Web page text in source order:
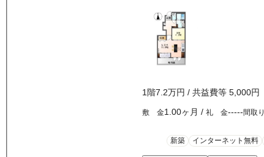
1階7.2万円 / 共益費等 5,000円
敷 金1.00ヶ月 / 礼 金-----間取り
新築 インターネット無料